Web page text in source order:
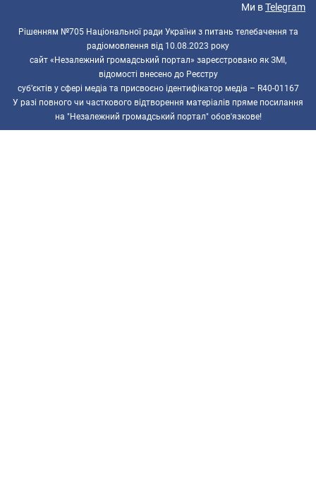
Ми вTelegram
Рішенням №705 Національної ради України з питань телебачення та
радіомовлення від 10.08.2023 року
сайт «Незалежний громадський портал» зареєстровано як ЗМІ,
відомості внесено до Реєстру
суб’єктів у сфері медіа та присвоєно ідентифікатор медіа – R40-01167
У разі повного чи часткового відтворення матеріалів пряме посилання
на "Незалежний громадський портал" обов'язкове!